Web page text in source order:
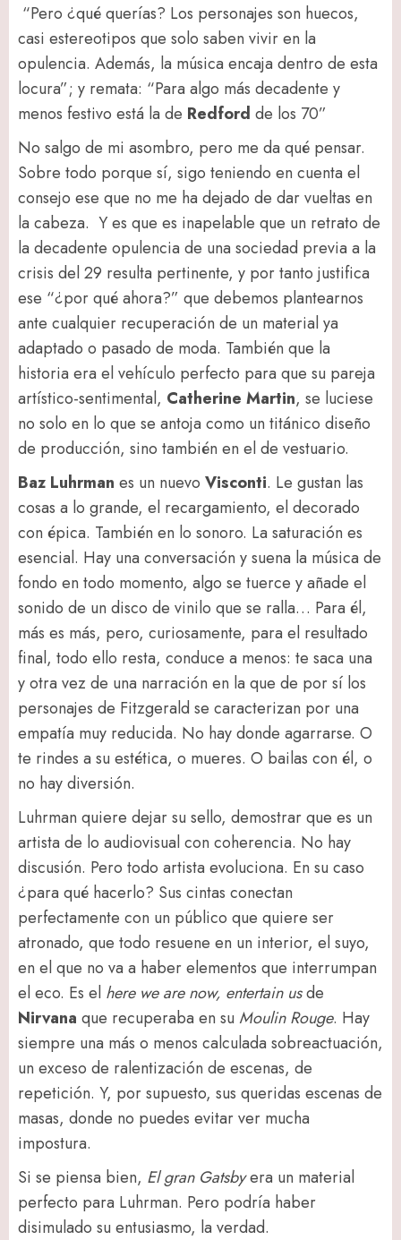
“Pero ¿qué querías? Los personajes son huecos,
casi estereotipos que solo saben vivir en la
opulencia. Además, la música encaja dentro de esta
locura”; y remata: “Para algo más decadente y
menos festivo está la de Redford de los 70”
No salgo de mi asombro, pero me da qué pensar.
Sobre todo porque sí, sigo teniendo en cuenta el
consejo ese que no me ha dejado de dar vueltas en
la cabeza. Y es que es inapelable que un retrato de
la decadente opulencia de una sociedad previa a la
crisis del 29 resulta pertinente, y por tanto justifica
ese “¿por qué ahora?” que debemos plantearnos
ante cualquier recuperación de un material ya
adaptado o pasado de moda. También que la
historia era el vehículo perfecto para que su pareja
artístico-sentimental, Catherine Martin, se luciese
no solo en lo que se antoja como un titánico diseño
de producción, sino también en el de vestuario.
Baz Luhrman es un nuevo Visconti. Le gustan las
cosas a lo grande, el recargamiento, el decorado
con épica. También en lo sonoro. La saturación es
esencial. Hay una conversación y suena la música de
fondo en todo momento, algo se tuerce y añade el
sonido de un disco de vinilo que se ralla… Para él,
más es más, pero, curiosamente, para el resultado
final, todo ello resta, conduce a menos: te saca una
y otra vez de una narración en la que de por sí los
personajes de Fitzgerald se caracterizan por una
empatía muy reducida. No hay donde agarrarse. O
te rindes a su estética, o mueres. O bailas con él, o
no hay diversión.
Luhrman quiere dejar su sello, demostrar que es un
artista de lo audiovisual con coherencia. No hay
discusión. Pero todo artista evoluciona. En su caso
¿para qué hacerlo? Sus cintas conectan
perfectamente con un público que quiere ser
atronado, que todo resuene en un interior, el suyo,
en el que no va a haber elementos que interrumpan
el eco. Es el here we are now, entertain usde
Nirvana que recuperaba en su Moulin Rouge. Hay
siempre una más o menos calculada sobreactuación,
un exceso de ralentización de escenas, de
repetición. Y, por supuesto, sus queridas escenas de
masas, donde no puedes evitar ver mucha
impostura.
Si se piensa bien, El gran Gatsbyera un material
perfecto para Luhrman. Pero podría haber
disimulado su entusiasmo, la verdad.